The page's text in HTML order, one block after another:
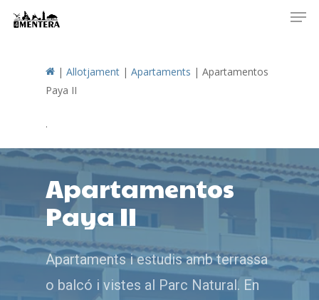
| Allotjament | Apartaments | Apartamentos
Paya II
.
Apartamentos
Paya II
Apartaments i estudis amb terrassa
o balcó i vistes al Parc Natural. En